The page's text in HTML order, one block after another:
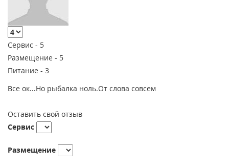
Сервис - 5
Размещение - 5
Питание - 3
Все ок...Но рыбалка ноль.От слова совсем
Оставить свой отзыв
Сервис
Размещение